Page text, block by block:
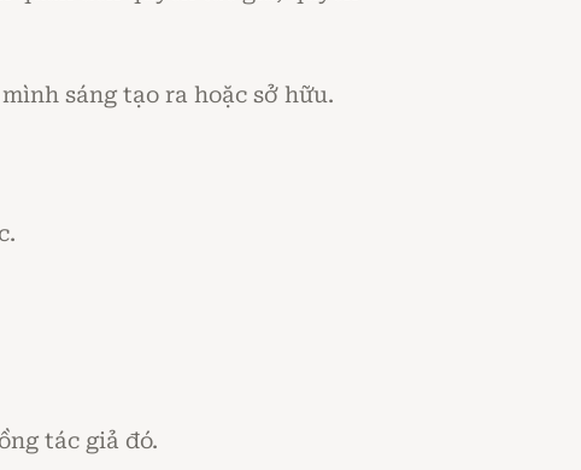
sáng tạo ra hoặc sở hữu.
tác giả đó.